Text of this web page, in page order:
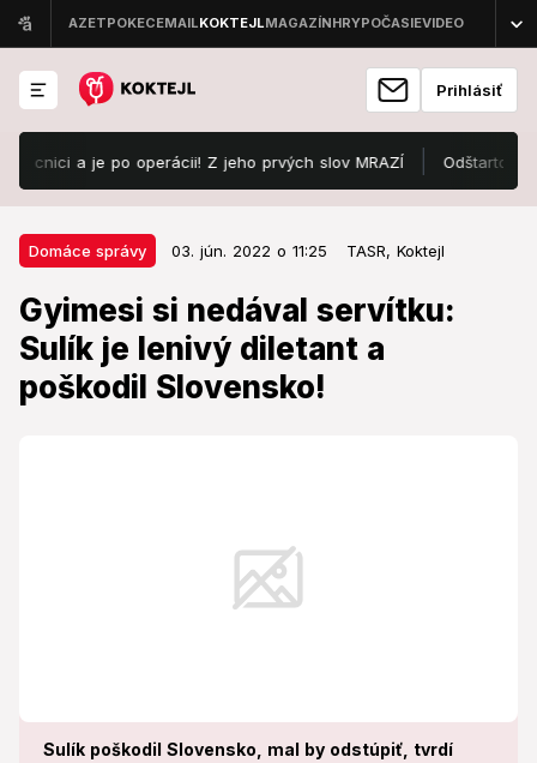
Prihlásiť
a je po operácii! Z jeho prvých slov MRAZÍ Odštartoval
Domáce správy 03. jún. 2022 o 11:25 TASR, Koktejl
Gyimesi si nedával servítku:
Sulík je lenivý diletant a
poškodil Slovensko!
Sulík poškodil Slovensko, mal by odstúpiť, tvrdí
Domáce správy 03. jún. 2022 o 11:25
Gyimesi si nedával servítku: Sulík
je lenivý diletant a poškodil
Slovensko!